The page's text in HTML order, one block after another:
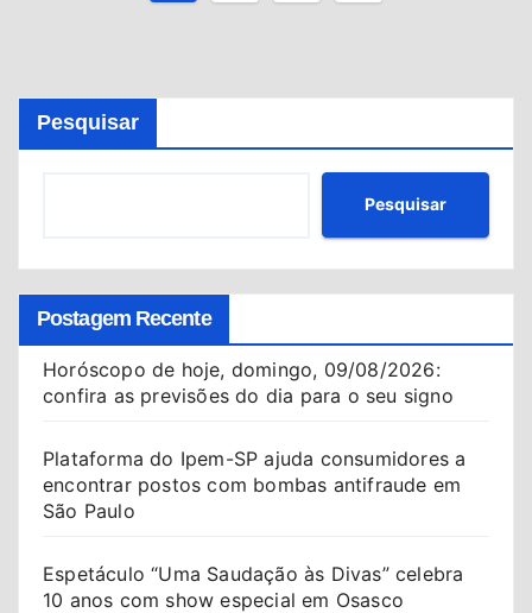
Pesquisar
Pesquisar
Postagem Recente
Horóscopo de hoje, domingo, 09/08/2026:
confira as previsões do dia para o seu signo
Plataforma do Ipem-SP ajuda consumidores a
encontrar postos com bombas antifraude em
São Paulo
Espetáculo “Uma Saudação às Divas” celebra
10 anos com show especial em Osasco